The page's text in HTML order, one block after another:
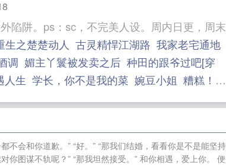
陷阱。ps：sc，不完美人设。周内日更，周末
生之楚楚动人 古灵精悍江湖路 我家老宅通地
调 媚主丫鬟被发卖之后 种田的跟爷过吧[穿
人生 学长，你不是我的菜 婉豆小姐 糟糕！被
会和你道歉。” “好。” “那我们结婚，看看你是不是能坚
你图谋不轨呢？” “那我坦然接受。” 和你相遇，爱上你。